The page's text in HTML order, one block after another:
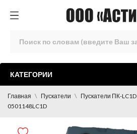
КАТЕГОРИИ
Главная Пускатели Пускатели ПК-LC1D
0501148LC1D